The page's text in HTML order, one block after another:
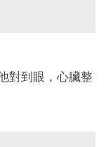
對到眼，心臟整